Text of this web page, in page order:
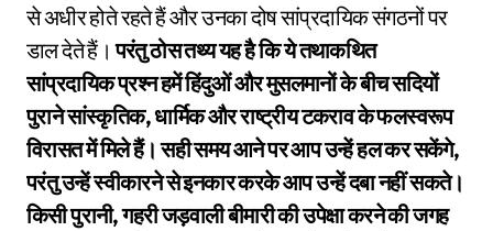
से अधीर होते रहते हैं और उनका दोष सांप्रदायिक संगठनों पर
डाल देते हैं।परंतु ठोस तथ्य यह है कि ये तथाकथित
सांप्रदायिक प्रश्न हमें हिंदुओं और मुसलमानों के बीच सदियों
पुराने सांस्कृतिक, धार्मिक और राष्ट्रीय टकराव के फलस्वरूप
विरासत में मिले हैं। सही समय आने पर आप उन्हें हल कर सकेंगे,
परंतु उन्हें स्वीकारने से इनकार करके आप उन्हें दबा नहीं सकते।
किसी पुरानी, गहरी जड़वाली बीमारी की उपेक्षा करने की जगह